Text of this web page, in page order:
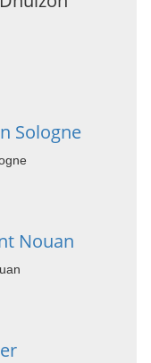
Sologne
Nouan